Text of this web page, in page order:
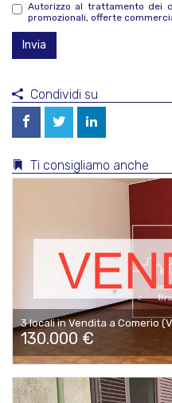
Autorizzo al trattamento dei
promozionali, offerte
Invia
Condividi su
Ti consigliamo anche
3 locali in Vendita a Comerio
130.000 €